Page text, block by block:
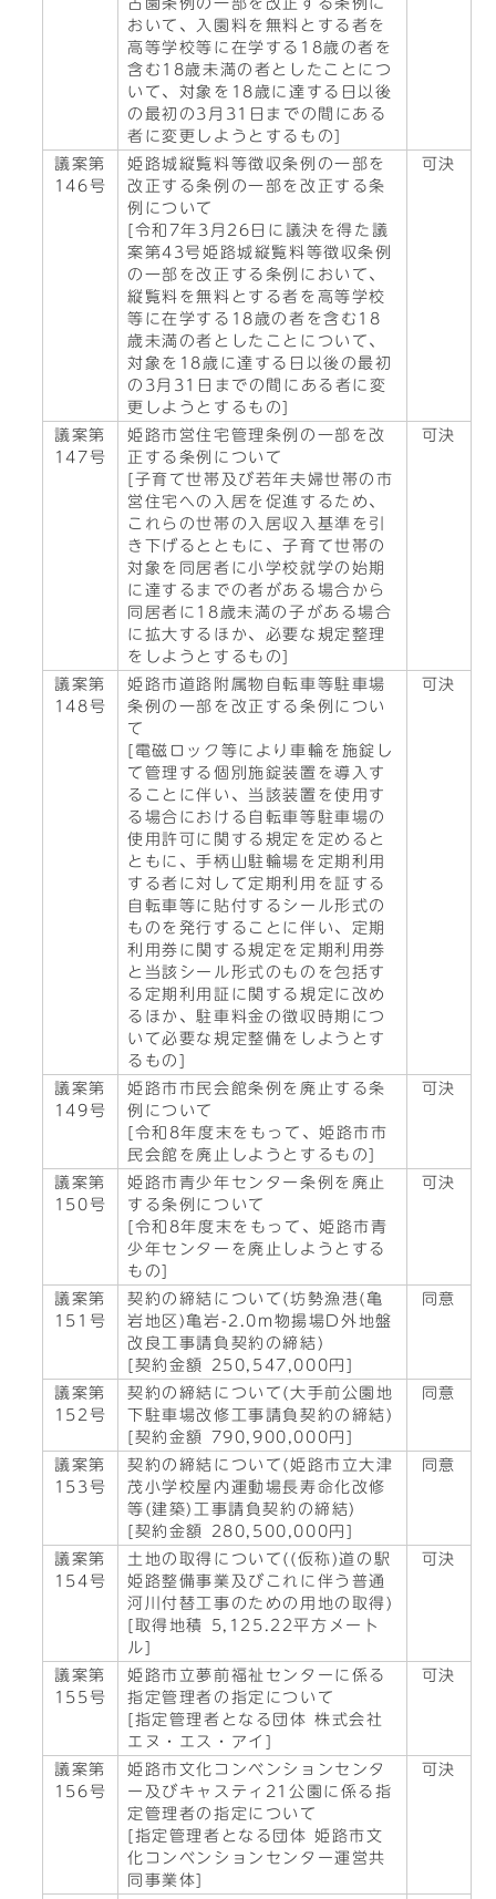
古園条例の一部を改正する条例に
おいて、入園料を無料とする者を
高等学校等に在学する18歳の者を
含む18歳未満の者としたことにつ
いて、対象を18歳に達する日以後
の最初の3月31日までの間にある
者に変更しようとするもの]
議案第
146号
姫路城縦覧料等徴収条例の一部を
改正する条例の一部を改正する条
例について
[令和7年3月26日に議決を得た議
案第43号姫路城縦覧料等徴収条例
の一部を改正する条例において、
縦覧料を無料とする者を高等学校
等に在学する18歳の者を含む18
歳未満の者としたことについて、
対象を18歳に達する日以後の最初
の3月31日までの間にある者に変
更しようとするもの]
可決
議案第
147号
姫路市営住宅管理条例の一部を改
正する条例について
[子育て世帯及び若年夫婦世帯の市
営住宅への入居を促進するため、
これらの世帯の入居収入基準を引
き下げるとともに、子育て世帯の
対象を同居者に小学校就学の始期
に達するまでの者がある場合から
同居者に18歳未満の子がある場合
に拡大するほか、必要な規定整理
をしようとするもの]
可決
議案第
148号
姫路市道路附属物自転車等駐車場
条例の一部を改正する条例につい
て
[電磁ロック等により車輪を施錠し
て管理する個別施錠装置を導入す
ることに伴い、当該装置を使用す
る場合における自転車等駐車場の
使用許可に関する規定を定めると
ともに、手柄山駐輪場を定期利用
する者に対して定期利用を証する
自転車等に貼付するシール形式の
ものを発行することに伴い、定期
利用券に関する規定を定期利用券
と当該シール形式のものを包括す
る定期利用証に関する規定に改め
るほか、駐車料金の徴収時期につ
いて必要な規定整備をしようとす
るもの]
可決
議案第
149号
姫路市市民会館条例を廃止する条
例について
[令和8年度末をもって、姫路市市
民会館を廃止しようとするもの]
可決
議案第
150号
姫路市青少年センター条例を廃止
する条例について
[令和8年度末をもって、姫路市青
少年センターを廃止しようとする
もの]
可決
議案第
151号
契約の締結について(坊勢漁港(亀
岩地区)亀岩-2.0m物揚場D外地盤
改良工事請負契約の締結)
[契約金額 250,547,000円]
同意
議案第
152号
契約の締結について(大手前公園地
下駐車場改修工事請負契約の締結)
[契約金額 790,900,000円]
同意
議案第
153号
契約の締結について(姫路市立大津
茂小学校屋内運動場長寿命化改修
等(建築)工事請負契約の締結)
[契約金額 280,500,000円]
同意
議案第
154号
土地の取得について((仮称)道の駅
姫路整備事業及びこれに伴う普通
河川付替工事のための用地の取得)
[取得地積 5,125.22平方メート
ル]
可決
議案第
155号
姫路市立夢前福祉センターに係る
指定管理者の指定について
[指定管理者となる団体 株式会社
エヌ・エス・アイ]
可決
議案第
156号
姫路市文化コンベンションセンタ
ー及びキャスティ21公園に係る指
定管理者の指定について
[指定管理者となる団体 姫路市文
化コンベンションセンター運営共
同事業体]
可決